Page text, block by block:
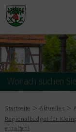
Startseite Aktuelles
Regionalbudget für
erhalten!